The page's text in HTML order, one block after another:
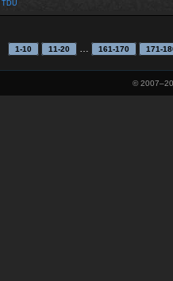
TDU
1-10 11-20 … 161-170 171-
© 2007–